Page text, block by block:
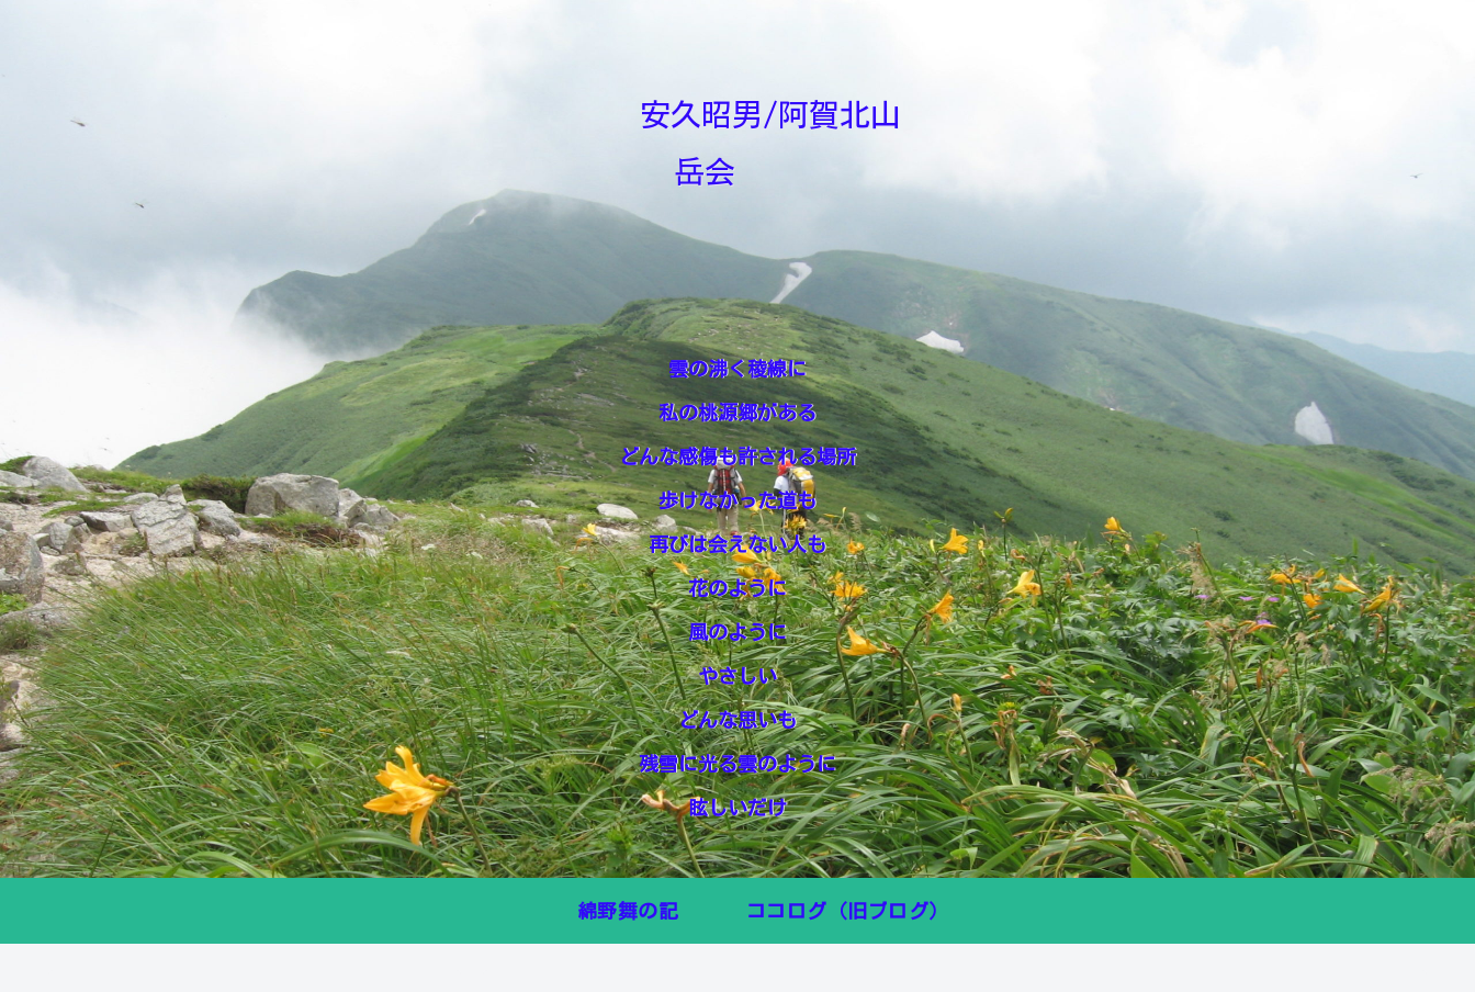
安久昭男/阿賀北山
岳会
雲の沸く稜線に
私の桃源郷がある
どんな感傷も許される場所
歩けなかった道も
再びは会えない人も
花のように
風のように
やさしい
どんな思いも
残雪に光る雲のように
眩しいだけ
綿野舞の記 ココログ（旧ブログ）